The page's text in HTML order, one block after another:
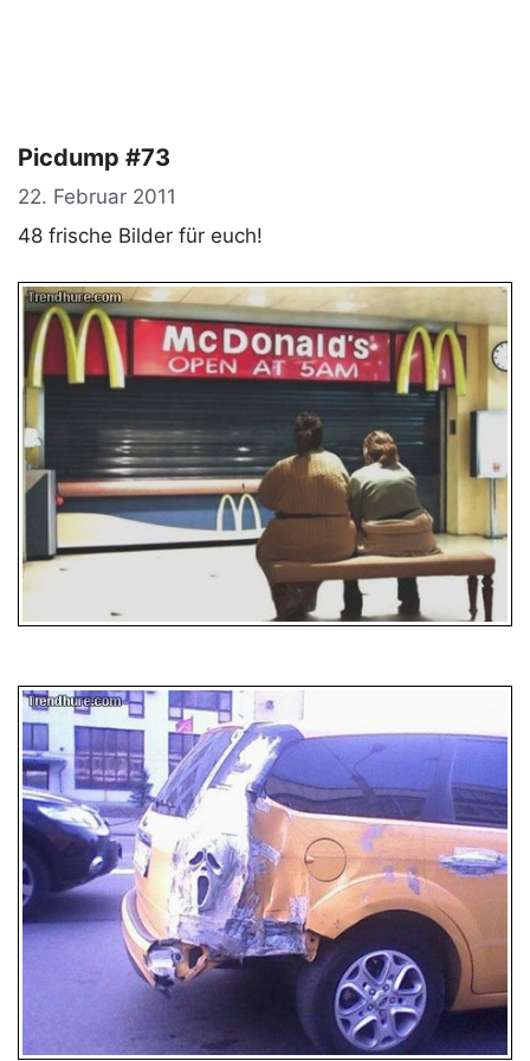
Picdump #73
22. Februar 2011
48 frische Bilder für euch!